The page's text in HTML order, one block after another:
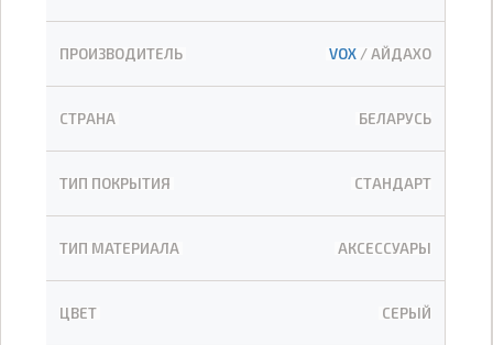
ПРОИЗВОДИТЕЛЬ VOX / АЙДАХО
СТРАНА БЕЛАРУСЬ
ТИП ПОКРЫТИЯ СТАНДАРТ
ТИП МАТЕРИАЛА АКСЕССУАРЫ
ЦВЕТ СЕРЫЙ